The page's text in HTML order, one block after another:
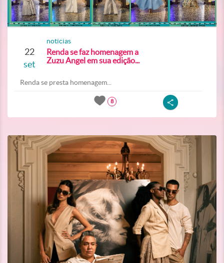
22
set
noticias
Renda se faz homenagem a
Zuzu Angel em sua edição...
Renda se presta homenagem...
8